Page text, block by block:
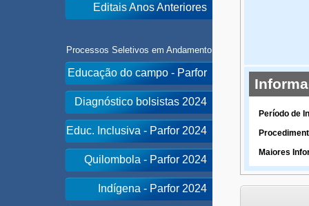
Editais Anos Anteriores
Processos Seletivos em Andamento
Educação do campo - Parfor
Diagnóstico bolsistas 2024
Educ. Inclusiva - Parfor 2024
Quilombola - Parfor 2024
Indígena - Parfor 2024
Período de
Maiores